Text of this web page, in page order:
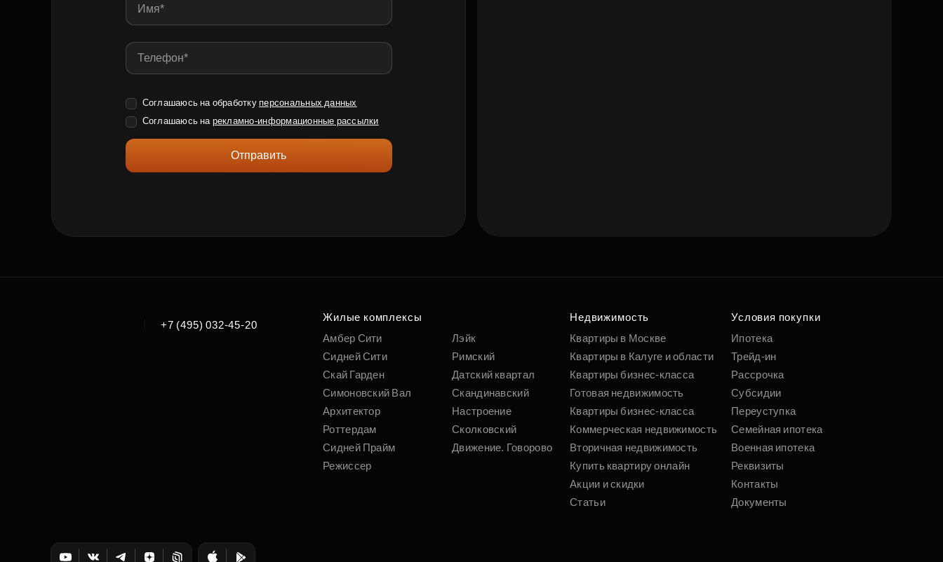
Соглашаюсь на обработку персональных данных
Соглашаюсь на рекламно-информационные рассылки
Отправить
+7 (495) 032-45-20
Жилые комплексы
Амбер Сити
Сидней Сити
Скай Гарден
Симоновский Вал
Архитектор
Роттердам
Сидней Прайм
Режиссер
Лэйк
Римский
Датский квартал
Скандинавский
Настроение
Сколковский
Движение. Говорово
Недвижимость
Квартиры в Москве
Квартиры в Калуге и области
Квартиры бизнес-класса
Готовая недвижимость
Квартиры бизнес-класса
Коммерческая недвижимость
Вторичная недвижимость
Купить квартиру онлайн
Акции и скидки
Статьи
Условия покупки
Ипотека
Трейд-ин
Рассрочка
Субсидии
Переуступка
Семейная ипотека
Военная ипотека
Реквизиты
Контакты
Документы